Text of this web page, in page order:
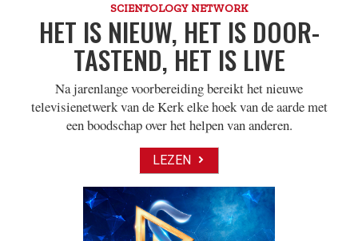
SCIENTOLOGY NETWORK
HET IS NIEUW, HET IS DOOR­
TASTEND, HET IS LIVE
Na jarenlange voorbereiding bereikt het nieuwe
televisienetwerk van de Kerk elke hoek van de aarde met
een boodschap over het helpen van anderen.
LEZEN